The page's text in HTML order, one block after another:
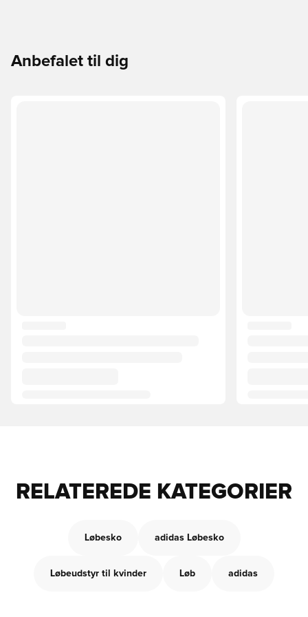
Anbefalet til dig
RELATEREDE KATEGORIER
Løbesko adidas Løbesko
Løbeudstyr til kvinder Løb adidas